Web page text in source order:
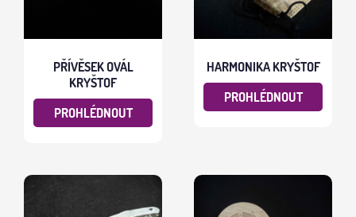
PŘÍVĚSEK OVÁL
KRYŠTOF
PROHLÉDNOUT
HARMONIKA KRYŠTOF
PROHLÉDNOUT